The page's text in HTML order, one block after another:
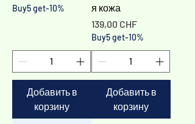
Buy5 get-10%
Добавить в
корзину
я кожа
Цена
139,00 CHF
Buy5 get-10%
Добавить в
корзину